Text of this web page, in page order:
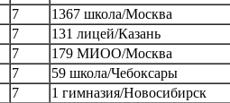
7
1367 школа/Москва
7
131 лицей/Казань
7
179 МИОО/Москва
7
59 школа/Чебоксары
7
1 гимназия/Новосибирск